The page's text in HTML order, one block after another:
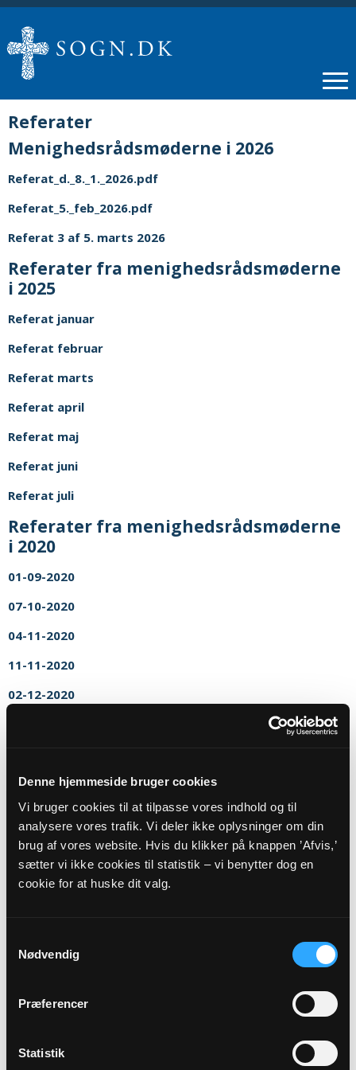
Denne hjemmeside bruger cookies
Vi bruger cookies til at tilpasse vores indhold og til
analysere vores trafik. Vi deler ikke oplysninger om din
brug af vores website. Hvis du klikker på knappen ’Afvis,’
sætter vi ikke cookies til statistik – vi benytter dog en
cookie for at huske dit valg.
Nødvendig
Præferencer
Statistik
Referater
Menighedsrådsmøderne i 2026
Referat_d._8._1._2026.pdf
Referat_5._feb_2026.pdf
Referat 3 af 5. marts 2026
Referater fra menighedsrådsmøderne
i 2025
Referat januar
Referat februar
Referat marts
Referat april
Referat maj
Referat juni
Referat juli
Referater fra menighedsrådsmøderne
i 2020
01-09-2020
07-10-2020
04-11-2020
11-11-2020
02-12-2020
Referater fra menighedsrådsmøderne
10-01-2023
13-11-2023
03-11-2023
03-10-2023
26-04-2023
28-02-2023